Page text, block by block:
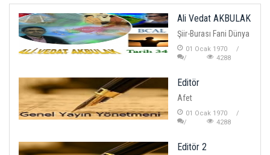
Ali Vedat AKBULAK
Şiir-Burası Fani Dünya
01 Ocak 1970
4288
Editör
Afet
01 Ocak 1970
4288
Editör 2